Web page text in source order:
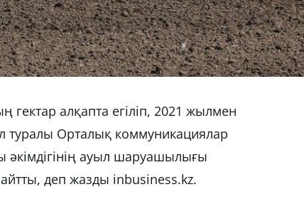
алқапта егіліп, 2021 жылмен
туралы Орталық коммуникациялар
ауыл шаруашылығы
деп жазды inbusiness.kz.